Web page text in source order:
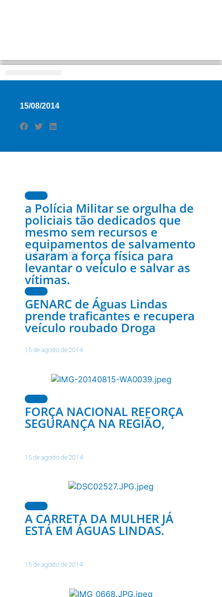
15/08/2014
a Polícia Militar se orgulha de
policiais tão dedicados que
mesmo sem recursos e
equipamentos de salvamento
usaram a força física para
levantar o veículo e salvar as
vítimas.
15 de agosto de 2014
GENARC de Águas Lindas
prende traficantes e recupera
veículo roubado Droga
15 de agosto de 2014
FORÇA NACIONAL REFORÇA
SEGURANÇA NA REGIÃO,
15 de agosto de 2014
A CARRETA DA MULHER JÁ
ESTÁ EM ÁGUAS LINDAS.
15 de agosto de 2014